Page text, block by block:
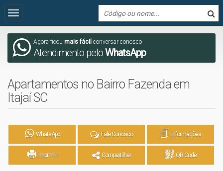
Agora ficou mais fácil conversar conosco
Atendimento peloWhatsApp
Apartamentos no Bairro Fazenda em
Itajaí SC
WhatsApp Fale Conosco Informações
Imprimir Compartilhar QR Code